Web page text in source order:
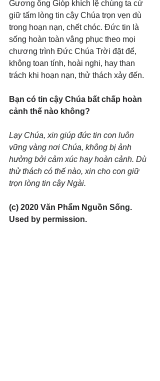
Gương ông Gióp khích lệ chúng ta cứ
giữ tấm lòng tin cậy Chúa trọn vẹn dù
trong hoạn nạn, chết chóc. Đức tin là
sống hoàn toàn vâng phục theo mọi
chương trình Đức Chúa Trời đặt để,
không toan tính, hoài nghi, hay than
trách khi hoạn nạn, thử thách xảy đến.
Bạn có tin cậy Chúa bất chấp hoàn
cảnh thế nào không?
Lạy Chúa, xin giúp đức tin con luôn
vững vàng nơi Chúa, không bị ảnh
hưởng bởi cảm xúc hay hoàn cảnh. Dù
thử thách có thế nào, xin cho con giữ
trọn lòng tin cậy Ngài.
(c) 2020 Văn Phẩm Nguồn Sống.
Used by permission.